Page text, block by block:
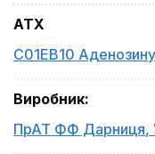
ATX
C01EB10
Виробник:
ПрАТ ФФ Дарниця,